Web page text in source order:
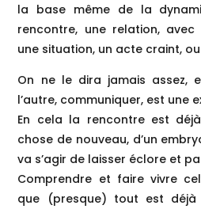
la base même de la
rencontre, une relation,
une situation, un acte craint,
On ne le dira jamais assez,
l’autre, communiquer, est une
En cela la rencontre est
chose de nouveau, d’un
va s’agir de laisser éclore et
Comprendre et faire vivre
que (presque) tout est